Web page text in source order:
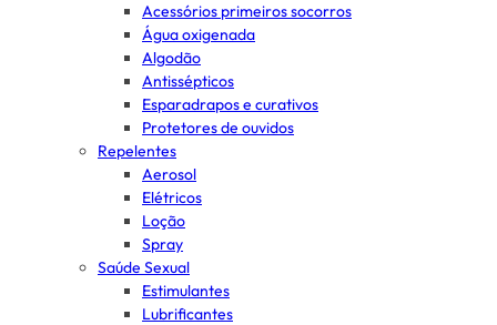
Acessórios primeiros socorros
Água oxigenada
Algodão
Antissépticos
Esparadrapos e curativos
Protetores de ouvidos
Repelentes
Aerosol
Elétricos
Loção
Spray
Saúde Sexual
Estimulantes
Lubrificantes